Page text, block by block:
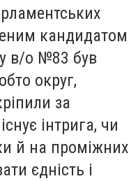
кандидатом
у в/о №83 був
округ,
за
інтрига, чи
й на проміжних
єдність і